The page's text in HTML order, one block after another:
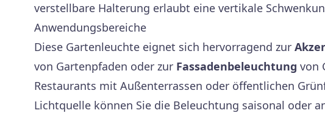
verstellbare Halterung erlaubt eine vertikale
Anwendungsbereiche
Diese Gartenleuchte eignet sich hervorragend zur
von Gartenpfaden oder zur Fassadenbeleuchtung von
Restaurants mit Außenterrassen oder öffentlichen
Lichtquelle können Sie die Beleuchtung saisonal oder